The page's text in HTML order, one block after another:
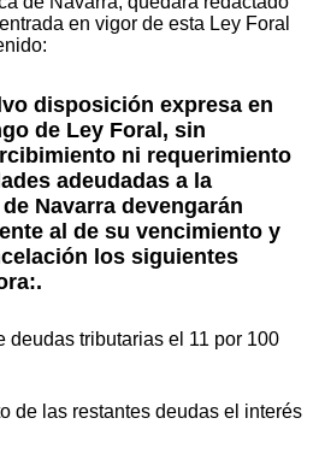
en vigor de esta Ley Foral
disposición expresa en
de Ley Foral, sin
ni requerimiento
adeudadas a la
Navarra devengarán
al de su vencimiento y
los siguientes
tributarias el 11 por 100
de las restantes deudas el interés